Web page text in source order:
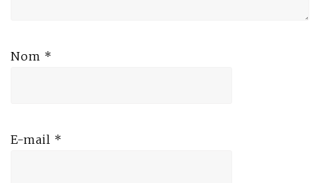
Nom *
E-mail *